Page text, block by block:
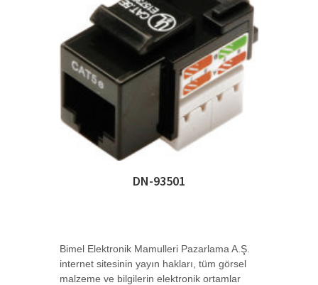
Digitus 19 Inch 25 port CAT-3 ISDN Patch
Panel, Z-->
DN-91350-1
Digitus 19 Inch 50 port CAT-3 ISDN Patch
Panel, Z-->
DN-91410
Digitus 24 Port Boş Patch Panel, Zırhlı,
1U Yükse-->
Digitus 24 Port Boş Patch Panel, Zırhlı,
1U Yükse-->
DN-93501
Bimel Elektronik Mamulleri Pazarlama A.Ş.
internet sitesinin yayın hakları, tüm görsel
malzeme ve bilgilerin elektronik ortamlar